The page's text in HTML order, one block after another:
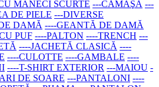
MÂNECI SCURTE ---CĂMAŞĂ ---
DE PIELE ---DIVERSE
DAMĂ ----GEANTĂ DE DAMĂ
PUF ----PALTON ----TRENCH ---
----JACHETĂ CLASICĂ ----
----CULOTTE ----GAMBALE ----
----T-SHIRT EXTERIOR ---MAIOU -
DE SOARE ---PANTALONI ----